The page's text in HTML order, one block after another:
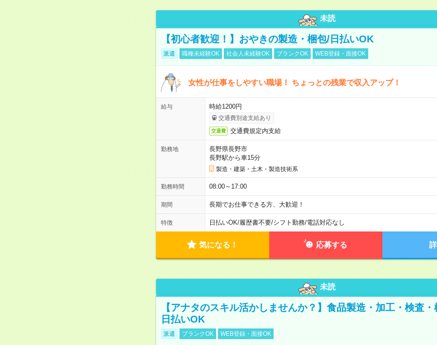
未読
【初心者歓迎！】おやきの製造・梱包/日払いOK
派遣 職種未経験OK 社会人未経験OK ブランクOK WEB登録・面接OK
女性が仕事をしやすい職場！ ちょっとの残業で収入アップ！
給与 時給1200円
交通費別途支給あり
交通費 交通費規定内支給
勤務地
長野県長野市
長野駅から車15分
製造・建築・土木・製造技術系
勤務時間 08:00～17:00
期間 長期でお仕事できる方、大歓迎！
特徴 日払いOK/履歴書不要/シフト勤務/電話対応なし
気になる！ 応募する
未読
【アナタのスキル活かしませんか？】食品製造・加工・検査
日払いOK
派遣 ブランクOK WEB登録・面接OK